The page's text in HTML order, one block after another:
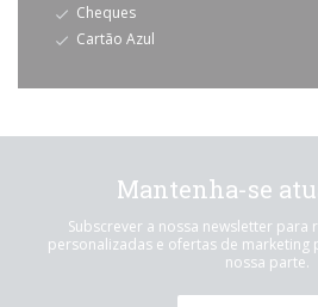
Cheques
Cartão Azul
Mantenha-se
Subscrever a nossa newsletter para
personalizadas e ofertas de
nossa parte.